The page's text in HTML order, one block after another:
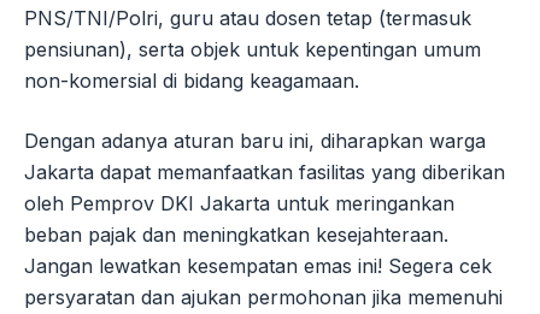
PNS/TNI/Polri, guru atau dosen tetap (termasuk
pensiunan), serta objek untuk kepentingan umum
non-komersial di bidang keagamaan.
Dengan adanya aturan baru ini, diharapkan warga
Jakarta dapat memanfaatkan fasilitas yang diberikan
oleh Pemprov DKI Jakarta untuk meringankan
beban pajak dan meningkatkan kesejahteraan.
Jangan lewatkan kesempatan emas ini! Segera cek
persyaratan dan ajukan permohonan jika memenuhi